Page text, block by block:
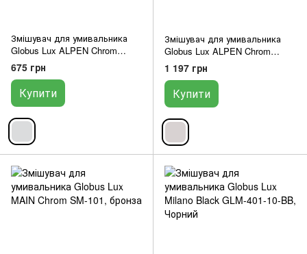
Змішувач для умивальника
Globus Lux ALPEN Chrom
SBT1-101S
675 грн
Купити
Змішувач для умивальника
Globus Lux ALPEN Chrom
SBT1-201
1 197 грн
Купити